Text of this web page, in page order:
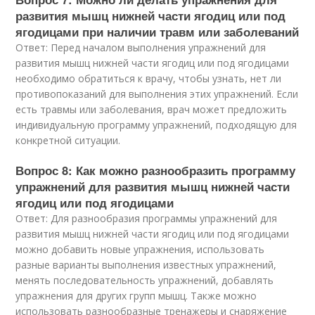
развития мышц нижней части ягодиц или под
ягодицами при наличии травм или заболеваний
Ответ: Перед началом выполнения упражнений для
развития мышц нижней части ягодиц или под ягодицами
необходимо обратиться к врачу, чтобы узнать, нет ли
противопоказаний для выполнения этих упражнений. Если
есть травмы или заболевания, врач может предложить
индивидуальную программу упражнений, подходящую для
конкретной ситуации.
Вопрос 8: Как можно разнообразить программу
упражнений для развития мышц нижней части
ягодиц или под ягодицами
Ответ: Для разнообразия программы упражнений для
развития мышц нижней части ягодиц или под ягодицами
можно добавить новые упражнения, использовать
разные варианты выполнения известных упражнений,
менять последовательность упражнений, добавлять
упражнения для других групп мышц. Также можно
использовать разнообразные тренажеры и снаряжение